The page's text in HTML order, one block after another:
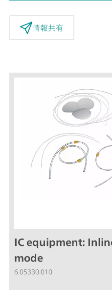
情報共有
IC equipment:
mode
6.05330.010